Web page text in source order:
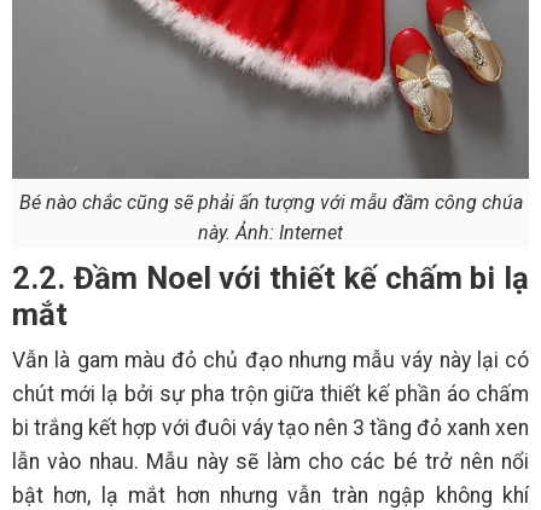
Bé nào chắc cũng sẽ phải ấn tượng với mẫu đầm công chúa
này. Ảnh: Internet
2.2. Đầm Noel với thiết kế chấm bi lạ
mắt
Vẫn là gam màu đỏ chủ đạo nhưng mẫu váy này lại có
chút mới lạ bởi sự pha trộn giữa thiết kế phần áo chấm
bi trắng kết hợp với đuôi váy tạo nên 3 tầng đỏ xanh xen
lẫn vào nhau. Mẫu này sẽ làm cho các bé trở nên nổi
bật hơn, lạ mắt hơn nhưng vẫn tràn ngập không khí